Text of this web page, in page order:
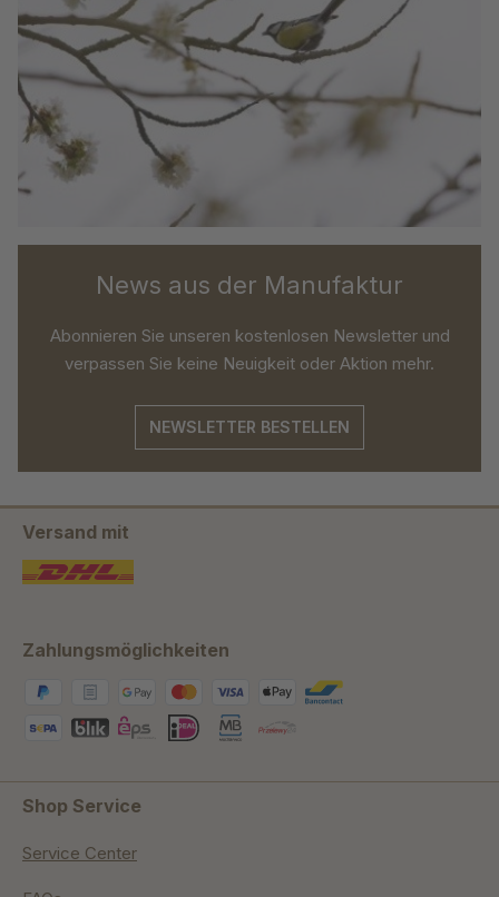
News aus der Manufaktur
Abonnieren Sie unseren kostenlosen Newsletter und
verpassen Sie keine Neuigkeit oder Aktion mehr.
NEWSLETTER BESTELLEN
Versand mit
Zahlungsmöglichkeiten
Shop Service
Service Center